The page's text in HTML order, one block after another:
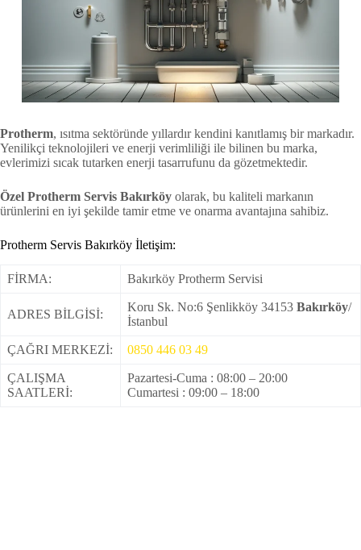
Protherm, ısıtma sektöründe yıllardır kendini kanıtlamış bir markadır.
Yenilikçi teknolojileri ve enerji verimliliği ile bilinen bu marka,
evlerimizi sıcak tutarken enerji tasarrufunu da gözetmektedir.
Özel Protherm Servis Bakırköy olarak, bu kaliteli markanın
ürünlerini en iyi şekilde tamir etme ve onarma avantajına sahibiz.
Protherm Servis Bakırköy İletişim:
FİRMA: Bakırköy Protherm Servisi
ADRES BİLGİSİ:
Koru Sk. No:6 Şenlikköy 34153 Bakırköy/
İstanbul
ÇAĞRI MERKEZİ: 0850 446 03 49
ÇALIŞMA
SAATLERİ:
Pazartesi-Cuma : 08:00 – 20:00
Cumartesi : 09:00 – 18:00